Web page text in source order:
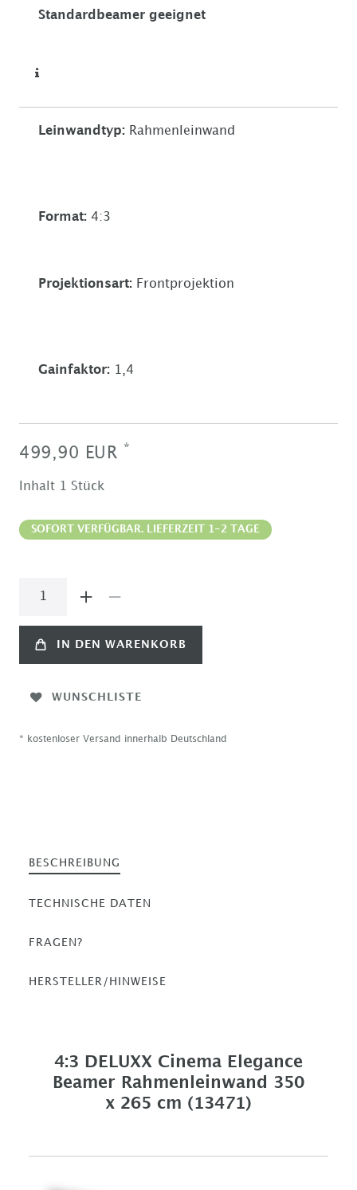
Standardbeamer geeignet
Leinwandtyp: Rahmenleinwand
Format: 4:3
Projektionsart: Frontprojektion
Gainfaktor: 1,4
499,90 EUR *
Inhalt Stück
SOFORT VERFÜGBAR. LIEFERZEIT 1-2 TAGE
IN DEN WARENKORB
WUNSCHLISTE
* kostenloser Versand innerhalb Deutschland
BESCHREIBUNG
TECHNISCHE DATEN
FRAGEN?
HERSTELLER/HINWEISE
4:3 DELUXX Cinema Elegance
Beamer Rahmenleinwand 350
x 265 cm (13471)